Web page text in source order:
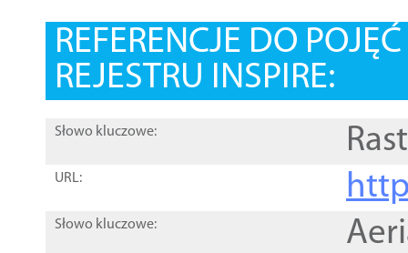
REFERENCJE DO
REJESTRU INSPIRE:
Słowo kluczowe:
URL:
Słowo kluczowe: